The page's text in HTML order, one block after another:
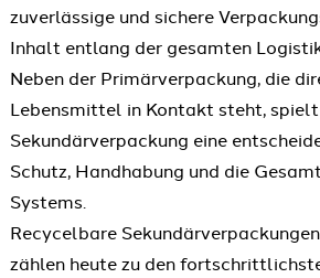
zuverlässige und sichere
Inhalt entlang der gesamten
Neben der Primärverpackung, die
Lebensmittel in Kontakt steht,
Sekundärverpackung eine
Schutz, Handhabung und die
Systems.
Recycelbare
zählen heute zu den